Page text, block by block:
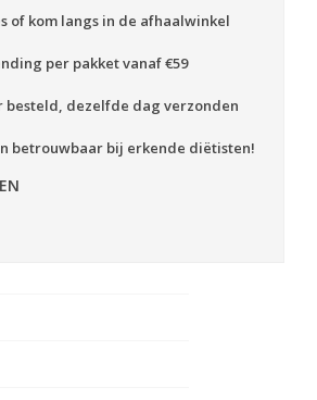
of kom langs in de afhaalwinkel
per pakket vanaf €59
besteld, dezelfde dag verzonden
betrouwbaar bij erkende diëtisten!